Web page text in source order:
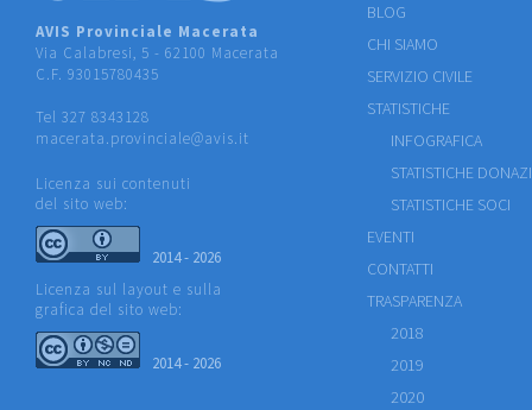
AVIS Provinciale Macerata
Via Calabresi, 5 - 62100 Macerata
C.F. 93015780435
Tel 327 8343128
macerata.provinciale@avis.it
Licenza sui contenuti
del sito web:
2014 - 2026
Licenza sul layout e sulla
grafica del sito web:
2014 - 2026
BLOG
CHI SIAMO
SERVIZIO CIVILE
STATISTICHE
INFOGRAFICA
STATISTICHE
STATISTICHE SOCI
EVENTI
CONTATTI
TRASPARENZA
2018
2019
2020